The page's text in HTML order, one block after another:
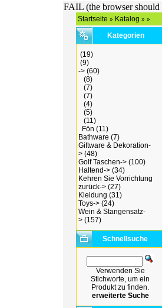
FAIL (the browser should
Startseite » Katalog » »
Kategorien
(19)
(9)
-> (60)
(8)
(7)
(7)
(4)
(5)
(11)
Fön (11)
Bathware (7)
Giftware & Dekoration-
> (48)
Golf Taschen-> (100)
Haltend-> (34)
Kehren Sie Vorrichtung
zurück-> (27)
Kleidung (31)
Toys-> (24)
Wein & Stangensatz-
> (157)
Schnellsuche
Verwenden Sie
Stichworte, um ein
Produkt zu finden.
erweiterte Suche